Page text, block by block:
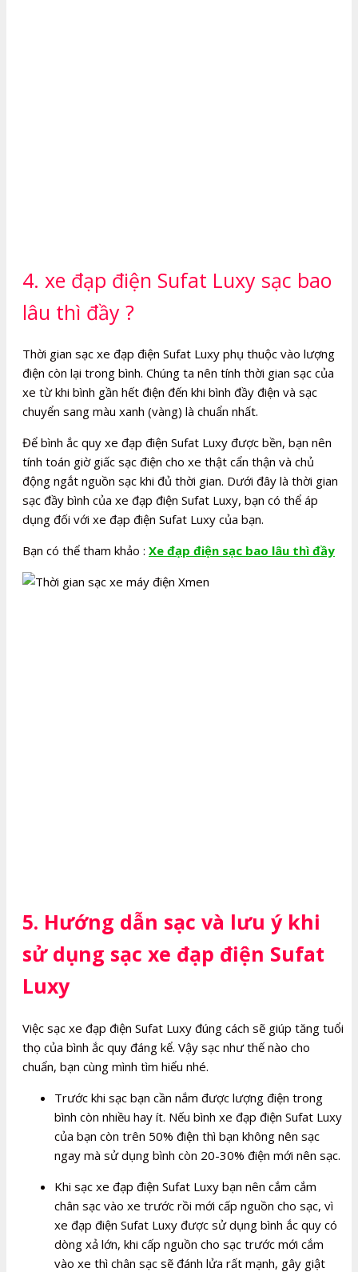
4. xe đạp điện Sufat Luxy sạc bao
lâu thì đầy ?
Thời gian sạc xe đạp điện Sufat Luxy phụ thuộc vào lượng
điện còn lại trong bình. Chúng ta nên tính thời gian sạc của
xe từ khi bình gần hết điện đến khi bình đầy điện và sạc
chuyển sang màu xanh (vàng) là chuẩn nhất.
Để bình ắc quy xe đạp điện Sufat Luxy được bền, bạn nên
tính toán giờ giấc sạc điện cho xe thật cẩn thận và chủ
động ngắt nguồn sạc khi đủ thời gian. Dưới đây là thời gian
sạc đầy bình của xe đạp điện Sufat Luxy, bạn có thể áp
dụng đối với xe đạp điện Sufat Luxy của bạn.
Bạn có thể tham khảo : Xe đạp điện sạc bao lâu thì đầy
5. Hướng dẫn sạc và lưu ý khi
sử dụng sạc xe đạp điện Sufat
Luxy
Việc sạc xe đạp điện Sufat Luxy đúng cách sẽ giúp tăng tuổi
thọ của bình ắc quy đáng kể. Vậy sạc như thế nào cho
chuẩn, bạn cùng mình tìm hiểu nhé.
Trước khi sạc bạn cần nắm được lượng điện trong
bình còn nhiều hay ít. Nếu bình xe đạp điện Sufat Luxy
của bạn còn trên 50% điện thì bạn không nên sạc
ngay mà sử dụng bình còn 20-30% điện mới nên sạc.
Khi sạc xe đạp điện Sufat Luxy bạn nên cắm cắm
chân sạc vào xe trước rồi mới cấp nguồn cho sạc, vì
xe đạp điện Sufat Luxy được sử dụng bình ắc quy có
dòng xả lớn, khi cấp nguồn cho sạc trước mới cắm
vào xe thì chân sạc sẽ đánh lửa rất mạnh, gây giật